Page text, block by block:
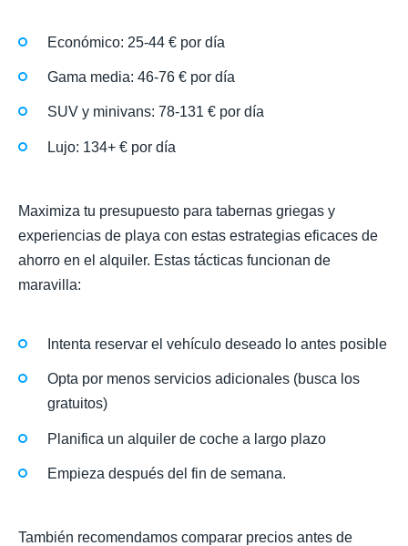
Económico: 25-44 € por día
Gama media: 46-76 € por día
SUV y minivans: 78-131 € por día
Lujo: 134+ € por día
Maximiza tu presupuesto para tabernas griegas y
experiencias de playa con estas estrategias eficaces de
ahorro en el alquiler. Estas tácticas funcionan de
maravilla:
Intenta reservar el vehículo deseado lo antes posible
Opta por menos servicios adicionales (busca los
gratuitos)
Planifica un alquiler de coche a largo plazo
Empieza después del fin de semana.
También recomendamos comparar precios antes de